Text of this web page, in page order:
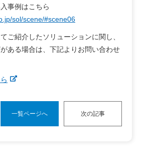
事例はこちら
sol/scene/#scene06
ご紹介したソリューションに関し、
ある場合は、下記よりお問い合わせ
一覧ページへ 次の記事